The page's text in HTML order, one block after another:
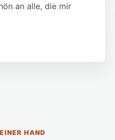
an alle, die mir
HAND